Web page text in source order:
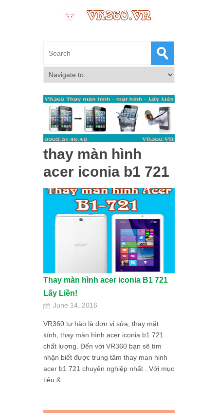
thay màn hình
acer iconia b1 721
Thay màn hình acer iconia B1 721
Lấy Liền!
June 14, 2016
VR360 tự hào là đơn vị sửa, thay mặt
kính, thay màn hình acer iconia b1 721
chất lượng. Đến với VR360 bạn sẽ tìm
nhận biết được trung tâm thay man hinh
acer b1 721 chuyên nghiệp nhất . Với mục
tiêu &...